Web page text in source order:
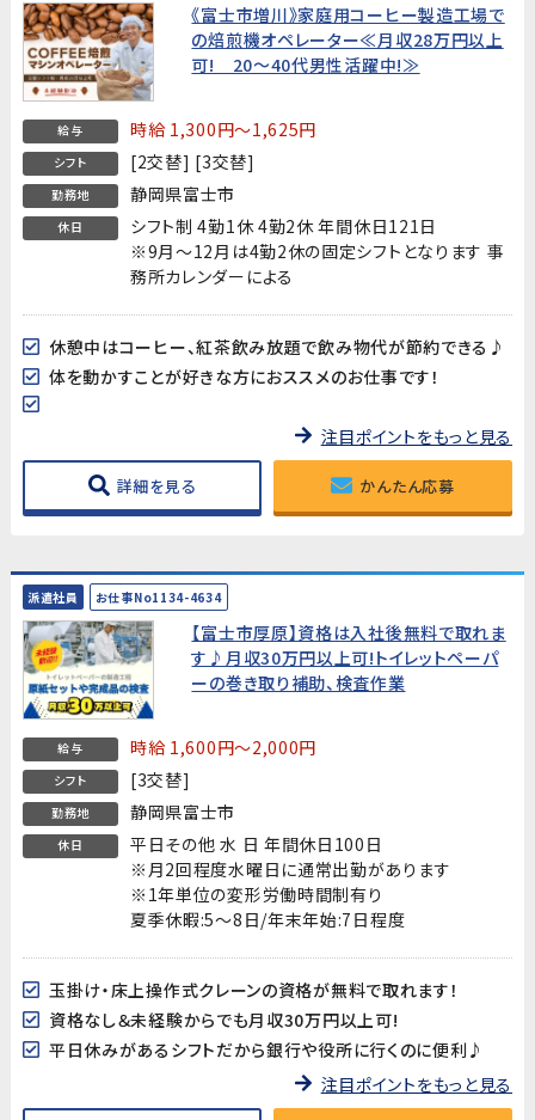
《富士市増川》家庭用コーヒー製造工場で
の焙煎機オペレーター≪月収28万円以上
可! 20～40代男性活躍中!≫
給与 時給 1,300円～1,625円
シフト [2交替] [3交替]
勤務地 静岡県富士市
休日
シフト制 4勤1休 4勤2休 年間休日121日
※9月～12月は4勤2休の固定シフトとなります 事
務所カレンダーによる
休憩中はコーヒー、紅茶飲み放題で飲み物代が節約できる♪
体を動かすことが好きな方におススメのお仕事です！
注目ポイントをもっと見る
詳細を見る かんたん応募
派遣社員 お仕事No1134-4634
【富士市厚原】資格は入社後無料で取れま
す♪月収30万円以上可!トイレットペーパ
ーの巻き取り補助、検査作業
給与 時給 1,600円～2,000円
シフト [3交替]
勤務地 静岡県富士市
休日
平日その他 水 日 年間休日100日
※月2回程度水曜日に通常出勤があります
※1年単位の変形労働時間制有り
夏季休暇:5～8日/年末年始:7日程度
玉掛け・床上操作式クレーンの資格が無料で取れます！
資格なし＆未経験からでも月収30万円以上可!
平日休みがあるシフトだから銀行や役所に行くのに便利♪
注目ポイントをもっと見る